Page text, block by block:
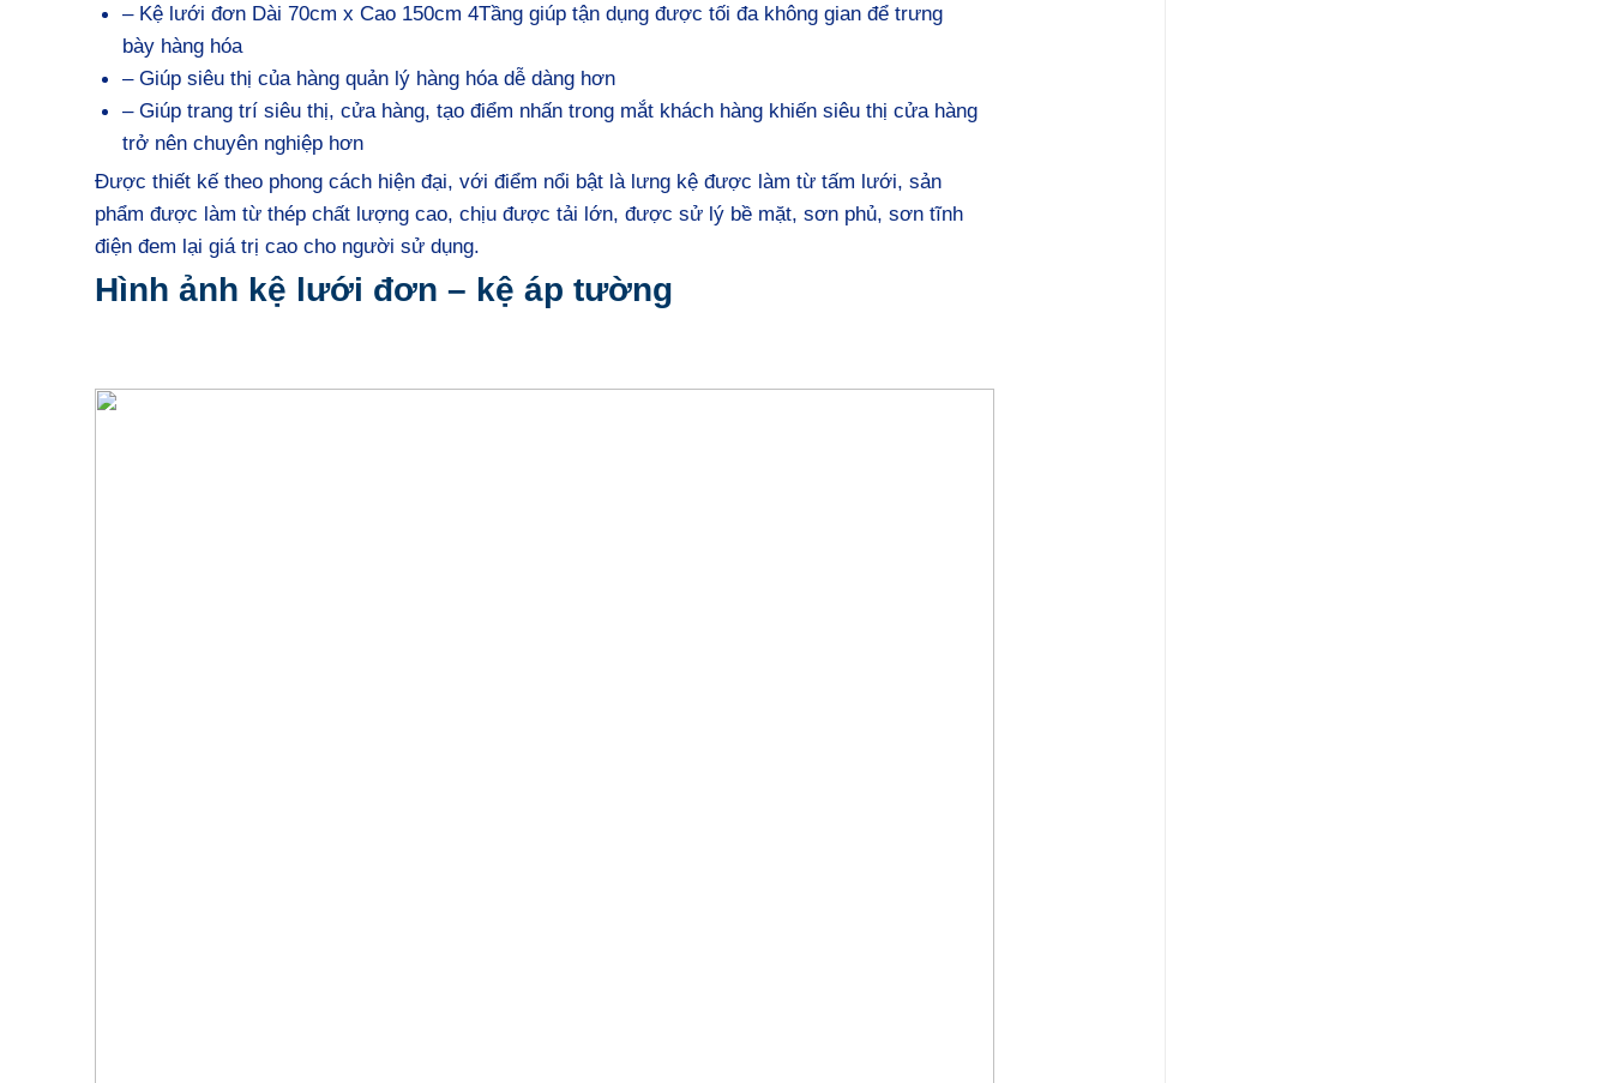
– Kệ lưới đơn Dài 70cm x Cao 150cm 4Tầng giúp tận dụng được tối đa không gian để trưng
bày hàng hóa
– Giúp siêu thị của hàng quản lý hàng hóa dễ dàng hơn
– Giúp trang trí siêu thị, cửa hàng, tạo điểm nhấn trong mắt khách hàng khiến siêu thị cửa hàng
trở nên chuyên nghiệp hơn
Được thiết kế theo phong cách hiện đại, với điểm nổi bật là lưng kệ được làm từ tấm lưới, sản
phẩm được làm từ thép chất lượng cao, chịu được tải lớn, được sử lý bề mặt, sơn phủ, sơn tĩnh
điện đem lại giá trị cao cho người sử dụng.
Hình ảnh kệ lưới đơn – kệ áp tường